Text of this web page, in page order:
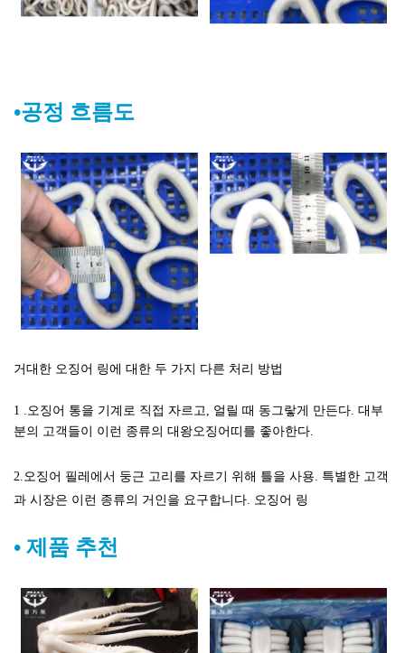
•공정 흐름도
거대한 오징어 링에 대한 두 가지 다른 처리 방법
1 .오징어 통을 기계로 직접 자르고, 얼릴 때 동그랗게 만든다. 대부
분의 고객들이 이런 종류의 대왕오징어띠를 좋아한다.
2.오징어 필레에서 둥근 고리를 자르기 위해 틀을 사용. 특별한 고객
과 시장은 이런 종류의 거인을 요구합니다. 오징어 링
• 제품 추천